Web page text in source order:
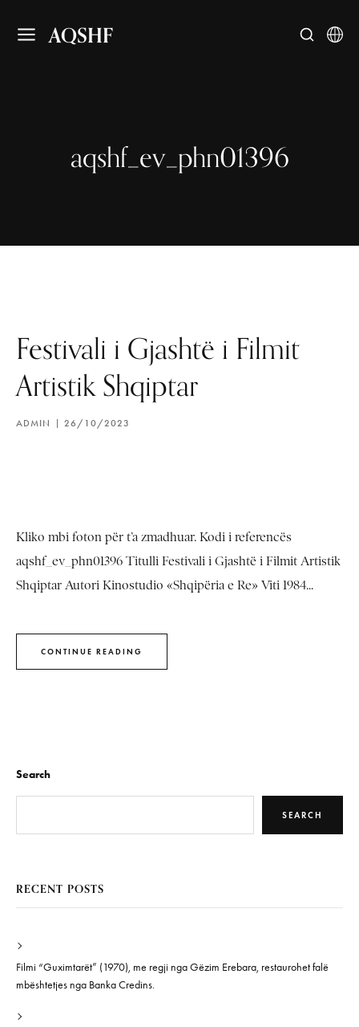
AQSHF
aqshf_ev_phn01396
Festivali i Gjashtë i Filmit
Artistik Shqiptar
ADMIN 26/10/2023
Kliko mbi foton për t’a zmadhuar. Kodi i referencës
aqshf_ev_phn01396 Titulli Festivali i Gjashtë i Filmit Artistik
Shqiptar Autori Kinostudio «Shqipëria e Re» Viti 1984...
CONTINUE READING
Search
SEARCH
RECENT POSTS
Filmi “Guximtarët” (1970), me regji nga Gëzim Erebara, restaurohet falë
mbështetjes nga Banka Credins.